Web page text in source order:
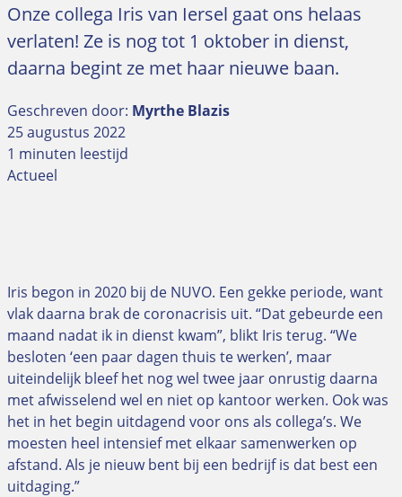
Onze collega Iris van Iersel gaat ons helaas
verlaten! Ze is nog tot 1 oktober in dienst,
daarna begint ze met haar nieuwe baan.
Geschreven door: Myrthe Blazis
25 augustus 2022
1 minuten leestijd
Actueel
Iris begon in 2020 bij de NUVO. Een gekke periode, want
vlak daarna brak de coronacrisis uit. “Dat gebeurde een
maand nadat ik in dienst kwam”, blikt Iris terug. “We
besloten ‘een paar dagen thuis te werken’, maar
uiteindelijk bleef het nog wel twee jaar onrustig daarna
met afwisselend wel en niet op kantoor werken. Ook was
het in het begin uitdagend voor ons als collega’s. We
moesten heel intensief met elkaar samenwerken op
afstand. Als je nieuw bent bij een bedrijf is dat best een
uitdaging.”